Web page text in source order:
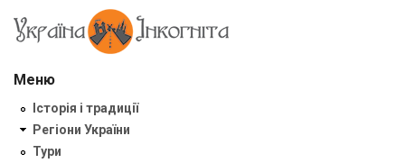
Меню
Історія і традиції
Регіони України
Тури